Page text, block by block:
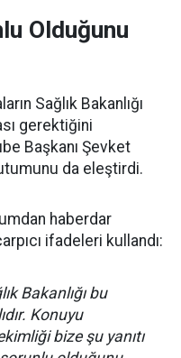
Olduğunu
Sağlık Bakanlığı
gerektiğini
Başkanı Şevket
da eleştirdi.
haberdar
ifadeleri kullandı:
Bakanlığı bu
Konuyu
bize şu yanıtı